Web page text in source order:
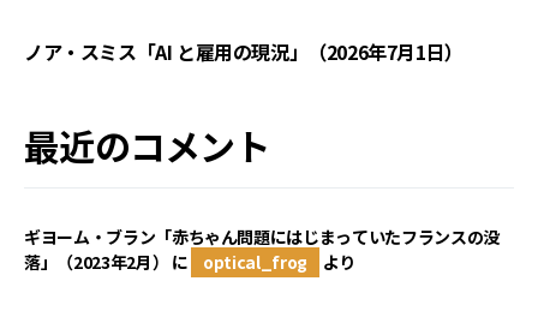
ノア・スミス「AI と雇用の現況」（2026年7月1日）
最近のコメント
ギヨーム・ブラン「赤ちゃん問題にはじまっていたフランスの没
落」（2023年2月） に optical_frog より